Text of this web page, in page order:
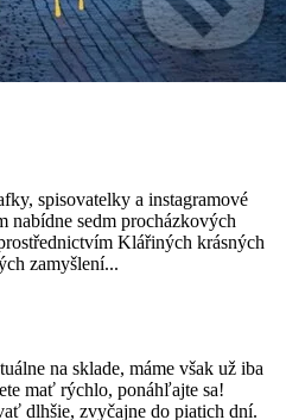
spisovatelky a instagramové
sedm procházkových
Klářiných krásných
zamyšlení...
na sklade, máme však už iba
mať rýchlo, ponáhľajte sa!
dlhšie, zvyčajne do piatich dní.